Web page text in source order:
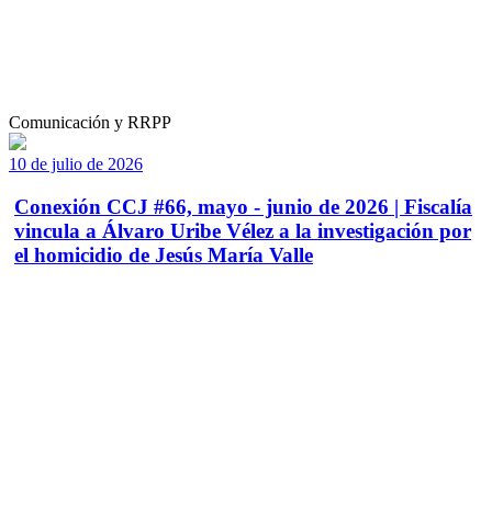
Comunicación y RRPP
10 de julio de 2026
Conexión CCJ #66, mayo - junio de 2026 | Fiscalía
vincula a Álvaro Uribe Vélez a la investigación por
el homicidio de Jesús María Valle